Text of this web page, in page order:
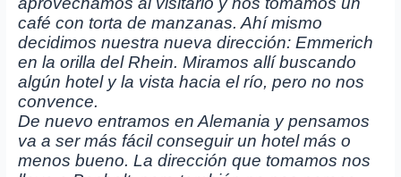
café con torta de manzanas. Ahí mismo
decidimos nuestra nueva dirección: Emmerich
en la orilla del Rhein. Miramos allí buscando
algún hotel y la vista hacia el río, pero no nos
convence.
De nuevo entramos en Alemania y pensamos
va a ser más fácil conseguir un hotel más o
menos bueno. La dirección que tomamos nos